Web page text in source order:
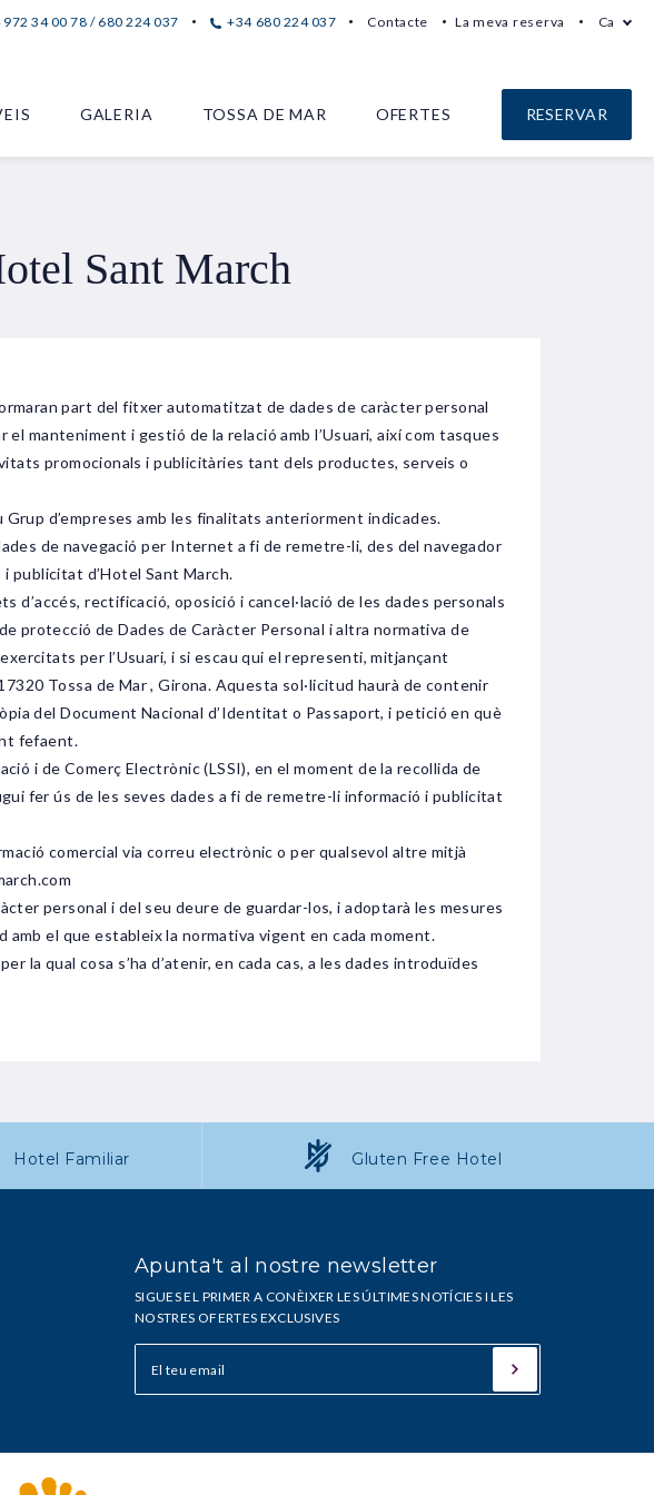
972 34 00 78 / 680 224 037 +34 680 224 037 Contacte La meva reserva Ca
GALERIA TOSSA DE MAR OFERTES RESERVAR
Sant March
part del fitxer automatitzat de dades de caràcter personal
manteniment i gestió de la relació amb l’Usuari, així com tasques
promocionals i publicitàries tant dels productes, serveis o
d’empreses amb les finalitats anteriorment indicades.
de navegació per Internet a fi de remetre-li, des del navegador
publicitat d’Hotel Sant March.
d’accés, rectificació, oposició i cancel·lació de les dades personals
protecció de Dades de Caràcter Personal i altra normativa de
per l’Usuari, i si escau qui el representi, mitjançant
Tossa de Mar , Girona. Aquesta sol·licitud haurà de contenir
del Document Nacional d’Identitat o Passaport, i petició en què
fefaent.
i de Comerç Electrònic (LSSI), en el moment de la recollida de
fer ús de les seves dades a fi de remetre-li informació i publicitat
comercial via correu electrònic o per qualsevol altre mitjà
personal i del seu deure de guardar-los, i adoptarà les mesures
el que estableix la normativa vigent en cada moment.
la qual cosa s’ha d’atenir, en cada cas, a les dades introduïdes
Hotel Familiar Gluten Free Hotel
Apunta't al nostre newsletter
SIGUES EL PRIMER A CONÈIXER LES ÚLTIMES NOTÍCIES I LES
NOSTRES OFERTES EXCLUSIVES